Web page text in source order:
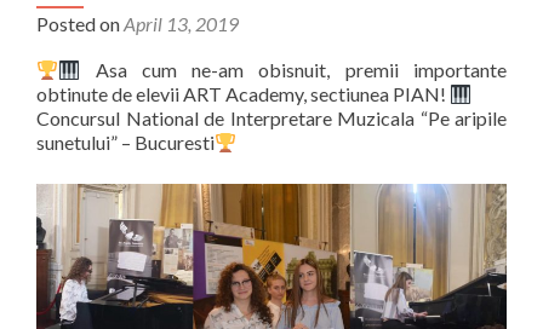
Posted onApril 13, 2019
Asa cum ne-am obisnuit, premii importante
obtinute de elevii ART Academy, sectiunea PIAN!
Concursul National de Interpretare Muzicala “Pe aripile
sunetului” – Bucuresti